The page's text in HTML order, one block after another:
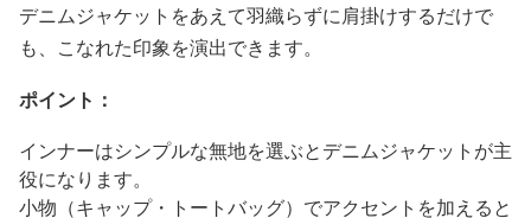
デニムジャケットをあえて羽織らずに肩掛けするだけで
も、こなれた印象を演出できます。
ポイント：
インナーはシンプルな無地を選ぶとデニムジャケットが主
役になります。
小物（キャップ・トートバッグ）でアクセントを加えると